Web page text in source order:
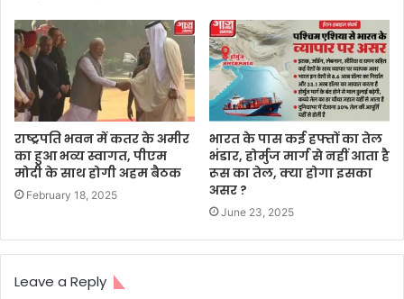
राष्ट्रपति भवन में कतर के अमीर
का हुआ भव्य स्वागत, पीएम
मोदी के साथ होगी अहम बैठक
February 18, 2025
भारत के पास कई हफ्तों का तेल
भंडार, होर्मुज मार्ग से नहीं आता है
रूस का तेल, क्या होगा इसका
असर ?
June 23, 2025
Leave a Reply